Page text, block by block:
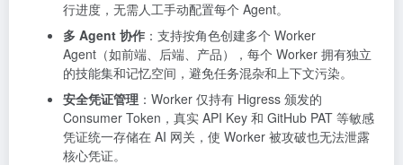
行进度，无需人工手动配置每个 Agent。
多 Agent 协作 ：支持按角色创建多个 Worker
Agent（如前端、后端、产品），每个 Worker 拥有独立
的技能集和记忆空间，避免任务混杂和上下文污染。
安全凭证管理 ：Worker 仅持有 Higress 颁发的
Consumer Token，真实 API Key 和 GitHub PAT 等敏感
凭证统一存储在 AI 网关，使 Worker 被攻破也无法泄露
核心凭证。